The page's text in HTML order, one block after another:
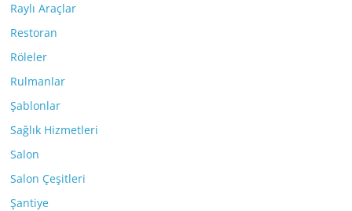
Raylı Araçlar
Restoran
Röleler
Rulmanlar
Şablonlar
Sağlık Hizmetleri
Salon
Salon Çeşitleri
Şantiye